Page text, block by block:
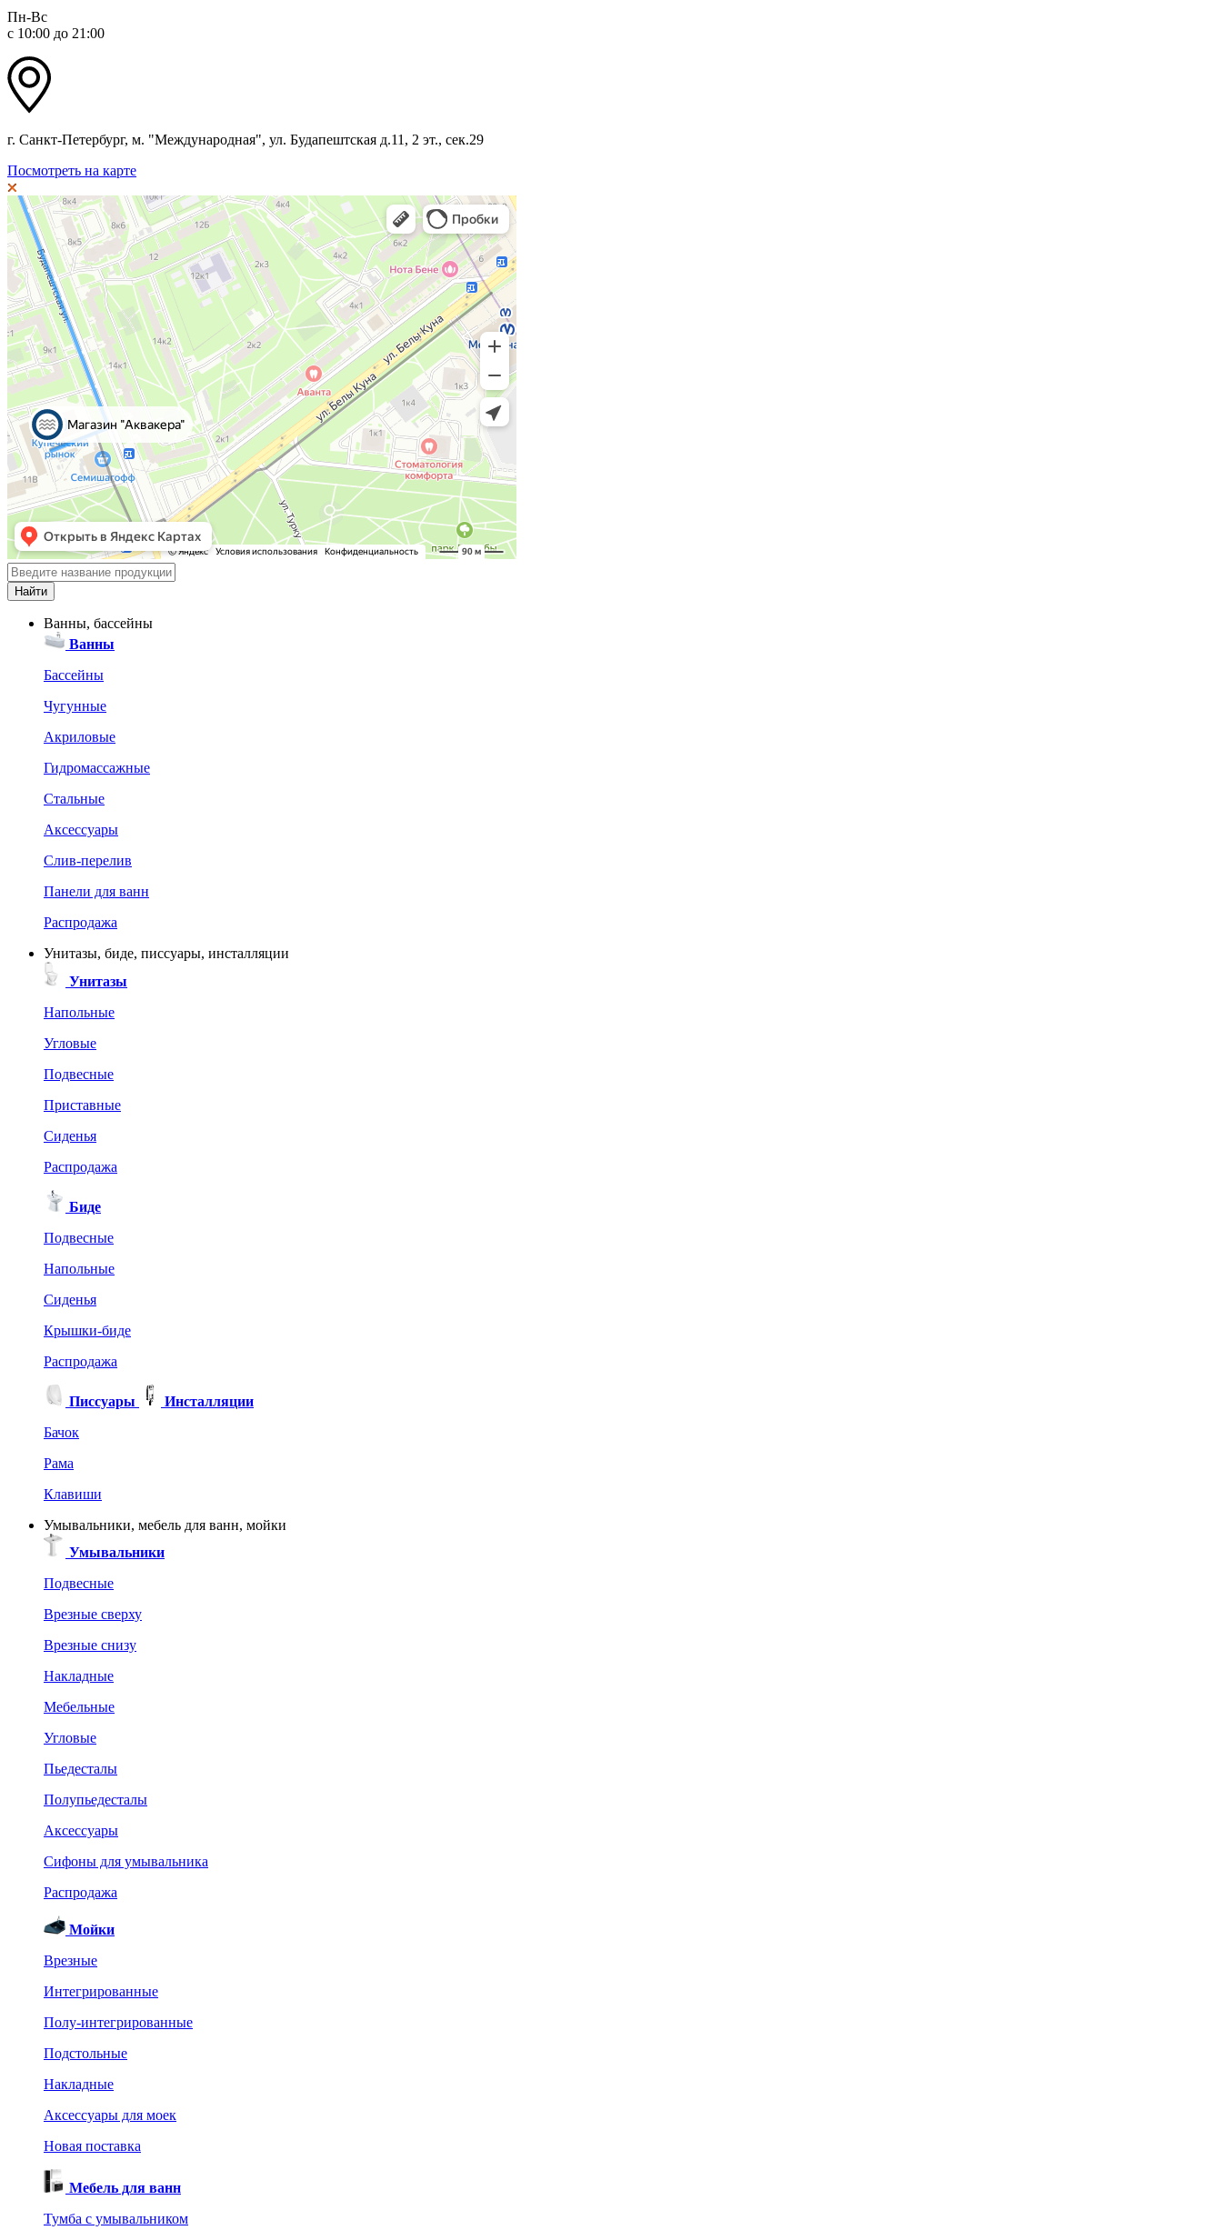
Пн-Вс
с 10:00 до 21:00
г. Санкт-Петербург, м. "Международная", ул. Будапештская д.11, 2 эт., сек.29
Посмотреть на карте
Ванны, бассейны
Ванны
Бассейны
Чугунные
Акриловые
Гидромассажные
Стальные
Аксессуары
Слив-перелив
Панели для ванн
Распродажа
Унитазы, биде, писсуары, инсталляции
Унитазы
Напольные
Угловые
Подвесные
Приставные
Сиденья
Распродажа
Биде
Подвесные
Напольные
Сиденья
Крышки-биде
Распродажа
Писсуары
Инсталляции
Бачок
Рама
Клавиши
Умывальники, мебель для ванн, мойки
Умывальники
Подвесные
Врезные сверху
Врезные снизу
Накладные
Мебельные
Угловые
Пьедесталы
Полупьедесталы
Аксессуары
Сифоны для умывальника
Распродажа
Мойки
Врезные
Интегрированные
Полу-интегрированные
Подстольные
Накладные
Аксессуары для моек
Новая поставка
Мебель для ванн
Тумба с умывальником